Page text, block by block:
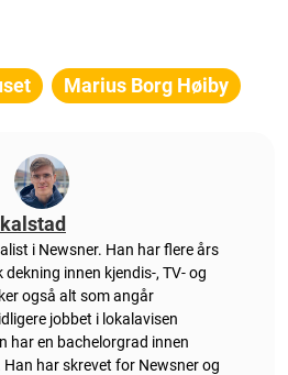
Marius Borg Høiby
i Newsner. Han har flere års
innen kjendis-, TV- og
også alt som angår
jobbet i lokalavisen
har en bachelorgrad innen
har skrevet for Newsner og